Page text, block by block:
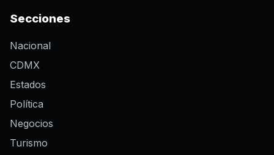
Secciones
Nacional
CDMX
Estados
Política
Negocios
Turismo